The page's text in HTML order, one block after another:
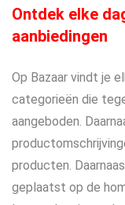
Ontdek elke
aanbiedingen
Op Bazaar vindt je
categorieën die
aangeboden.
producten.
geplaatst op de